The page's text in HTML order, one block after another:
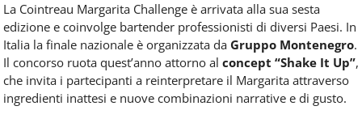
La Cointreau Margarita Challenge è arrivata alla sua sesta
edizione e coinvolge bartender professionisti di diversi Paesi. In
Italia la finale nazionale è organizzata da Gruppo Montenegro.
Il concorso ruota quest’anno attorno al concept “Shake It Up”,
che invita i partecipanti a reinterpretare il Margarita attraverso
ingredienti inattesi e nuove combinazioni narrative e di gusto.